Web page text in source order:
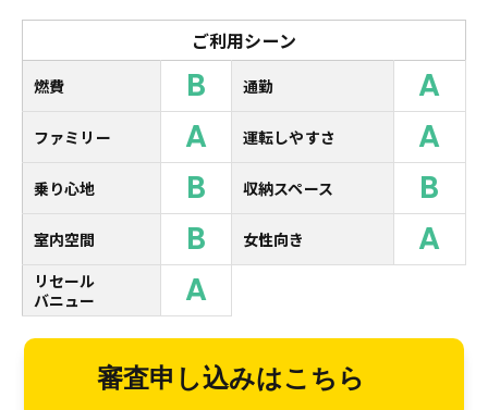
ご利用シーン
燃費 B 通勤 A
ファミリー A 運転しやすさ A
乗り心地 B 収納スペース B
室内空間 B 女性向き A
リセール
バニュー
A
審査申し込みはこちら